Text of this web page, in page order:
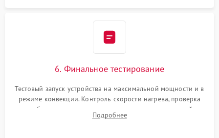
6. Финальное тестирование
Тестовый запуск устройства на максимальной мощности и в
режиме конвекции. Контроль скорости нагрева, проверка
срабатывания термостата при достижении заданной
температуры и тест на отсутствие утечек тока.
Подробнее